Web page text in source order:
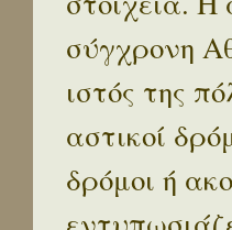
σύγχρονη
ιστός της
αστικοί
δρόμοι ή